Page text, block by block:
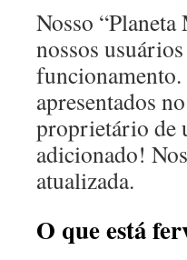
Nosso
nossos
funcionamento.
apresentados
proprietário de
adicionado!
atualizada.
O que está